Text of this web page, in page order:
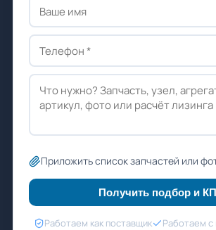
Приложить список запчастей или
Получить подбор и КП
Работаем как поставщик
Работаем